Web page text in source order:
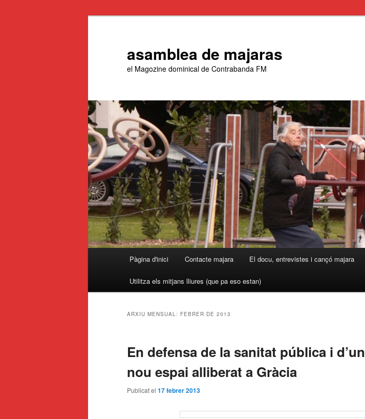
asamblea de majaras
el Magozine dominical de Contrabanda FM
Pàgina d'inici Contacte majara El docu, entrevistes i cançó majara
Utilitza els mitjans lliures (que pa eso estan)
ARXIU MENSUAL: FEBRER DE 2013
En defensa de la sanitat pública i d’un
nou espai alliberat a Gràcia
Publicat el 17 febrer 2013